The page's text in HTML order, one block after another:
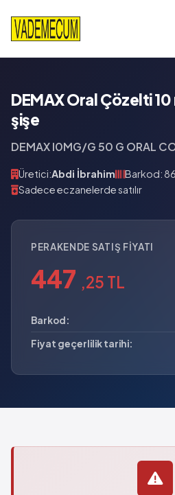
DEMAX Oral Çözelti
şişe
DEMAX l0MG/G 50 G ORAL
Üretici:Abdi İbrahim
Barkod:
Sadece eczanelerde satılır
PERAKENDE SATIŞ FIYATI
447 ,25 TL
Barkod:
Fiyat geçerlilik tarihi: